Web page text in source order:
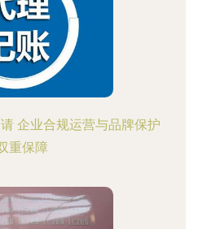
企业合规运营与品牌保护
重保障